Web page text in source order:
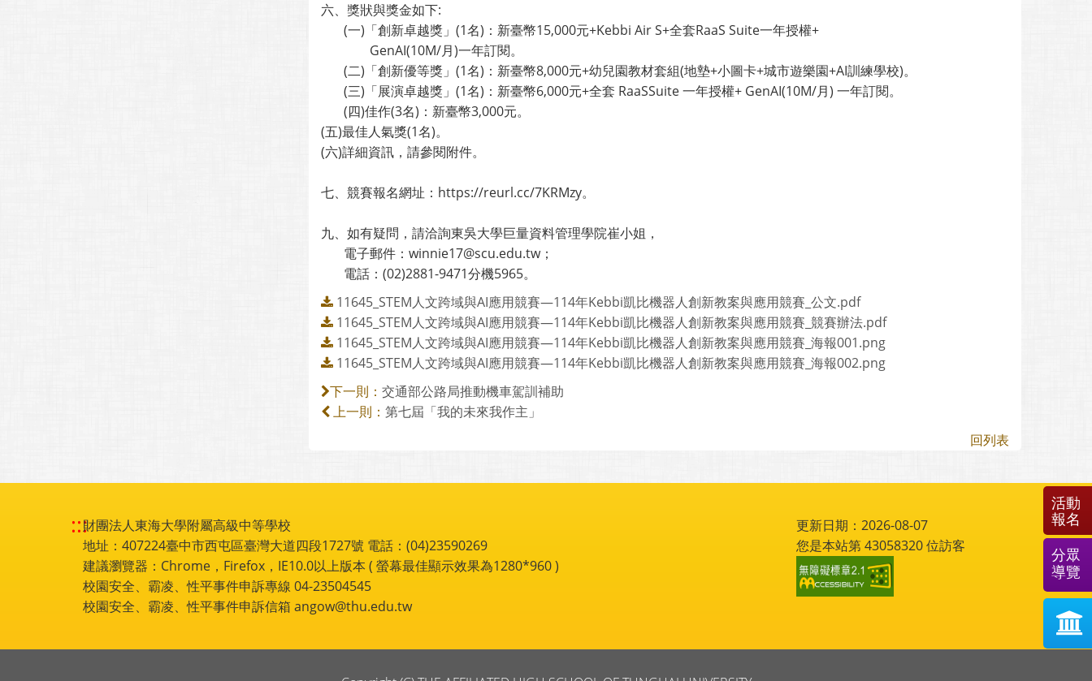
六、獎狀與獎金如下:
(一)「創新卓越獎」(1名)：新臺幣15,000元+Kebbi Air S+全套RaaS Suite一年授權+
GenAI(10M/月)一年訂閱。
(二)「創新優等獎」(1名)：新臺幣8,000元+幼兒園教材套組(地墊+小圖卡+城市遊樂園+AI訓練學校)。
(三)「展演卓越獎」(1名)：新臺幣6,000元+全套 RaaSSuite 一年授權+ GenAI(10M/月) 一年訂閱。
(四)佳作(3名)：新臺幣3,000元。
(五)最佳人氣獎(1名)。
(六)詳細資訊，請參閱附件。
七、競賽報名網址：https://reurl.cc/7KRMzy。
九、如有疑問，請洽詢東吳大學巨量資料管理學院崔小姐，
電子郵件：winnie17@scu.edu.tw；
電話：(02)2881-9471分機5965。
11645_STEM人文跨域與AI應用競賽—114年Kebbi凱比機器人創新教案與應用競賽_公文.pdf
11645_STEM人文跨域與AI應用競賽—114年Kebbi凱比機器人創新教案與應用競賽_競賽辦法.pdf
11645_STEM人文跨域與AI應用競賽—114年Kebbi凱比機器人創新教案與應用競賽_海報001.png
11645_STEM人文跨域與AI應用競賽—114年Kebbi凱比機器人創新教案與應用競賽_海報002.png
下一則： 交通部公路局推動機車駕訓補助
上一則： 第七屆「我的未來我作主」
回列表
:::財團法人東海大學附屬高級中等學校
地址：407224臺中市西屯區臺灣大道四段1727號 電話：(04)23590269
建議瀏覽器：Chrome，Firefox，IE10.0以上版本 ( 螢幕最佳顯示效果為1280*960 )
校園安全、霸凌、性平事件申訴專線 04-23504545
校園安全、霸凌、性平事件申訴信箱 angow@thu.edu.tw
更新日期：2026-08-07
您是本站第43058320位訪客
活動
報名
分眾
導覽